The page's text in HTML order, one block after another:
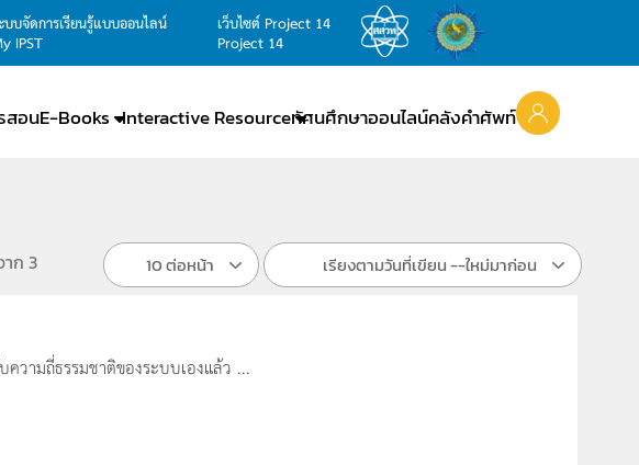
บบจัดการเรียนรู้แบบออนไลน์
IPST
เว็บไซต์ Project 14
Project 14
สอนE-Books Interactive Resourceทัศนศึกษาออนไลน์คลังคำศัพท์
ก 3 10 ต่อหน้า เรียงตามวันที่เขียน --ใหม่มาก่อน
วามถี่ธรรมชาติของระบบเองแล้ว ...